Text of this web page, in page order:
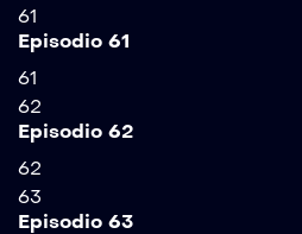
61
Episodio 61
61
62
Episodio 62
62
63
Episodio 63